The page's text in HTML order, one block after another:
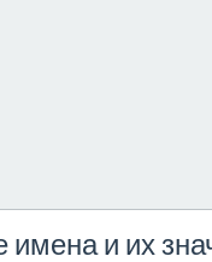
имена и их